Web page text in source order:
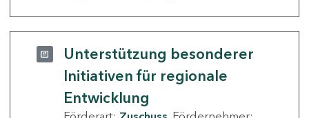
Unterstützung besonderer
Initiativen für regionale
Entwicklung